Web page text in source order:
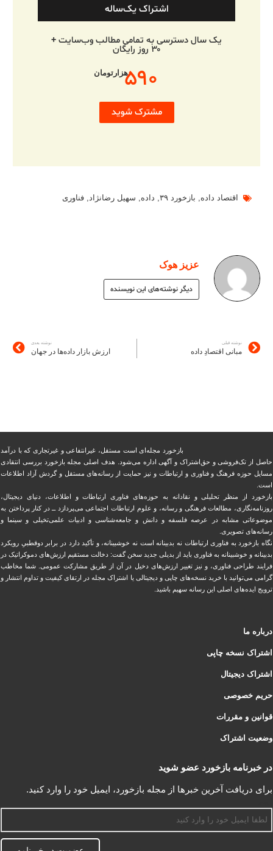
اشتراک یک‌ساله
یک سال دسترسی به تمامی مطالب وب‌سایت +
۳۰ روز رایگان
۵۹۰هزارتومان
مشترک شوید
اقتصاد داده, بازخورد ۳۹ , داده, سهیل رضانژاد, فناوری
عزیز هوک
دیگر نوشته‌های این نویسنده
نوشته قبلی
مبانی اقتصادِ داده
نوشته بعدی
ارزش بازار داده‌ها در جهان
بازخورد مجله‌ای است مستقل، غیرانتفاعی و غیرتجاری که با درآمد
حاصل از تک‌فروشی و حق‌اشتراک و آگهی اداره می‌شود. ‏هدف اصلی مجله بازخورد بررسی انتقادی
مسایل حوزه فرهنگ و فناوری و ارتباطات و نیز حمایت از رسانه‌های مستقل و‌ گردش ‏آزاد اطلاعات
است.
بازخورد از منظر تحلیلی و نقادانه به حوزه‌های فناوری ارتباطات و اطلاعات، دنیای دیجیتال،
روزنامه‌نگاری، ‏مطالعات فرهنگی و رسانه، و علوم ارتباطات اجتماعی می‌پردازد ــ در کنار پرداختن به
موضوعاتی مشابه در عرصه فلسفه و دانش و ‏جامعه‌شناسی و ادبیات علمی‌تخیلی و سینما و
رسانه‌های تصویری.
نگاه بازخورد به فناوری ارتباطات نه بدبینانه است نه خوشبینانه، و تأکید دارد ‏در برابر دوقطبیِ رویکرد
بدبینانه و خوشبینانه به فناوری باید از بدیلی جدید سخن گفت: دخالت مستقیم ارزش‌های دموکراتیک در
‏فرایند طراحی فناوری، و نیز تغییر ارزش‌های دخيل در آن از طریق مشاركت عمومی. شما مخاطب
گرامی می‌توانید با خرید نسخه‌های چاپی و دیجیتالی یا ‏اشتراک مجله در ارتقای کیفیت و تداوم انتشار و
ترویج ایده‌های اصلی این رسانه سهیم باشید.
درباره ما
اشتراک نسخه چاپی
اشتراک دیجیتال
حریم خصوصی
قوانین و مقررات
وضعیت اشتراک
در خبرنامه بازخورد عضو شوید
برای دریافت آخرین خبرها از مجله بازخورد، ایمیل خود را وارد کنید.